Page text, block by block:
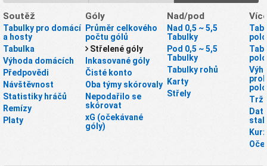
Soutěž
Tabulky pro domácí
a hosty
Tabulka
Výhoda domácích
Předpovědi
Návštěvnost
Statistiky hráčů
Remízy
Platy
Góly
Průměr celkového
počtu gólů
Střelené góly
Inkasované góly
Čisté konto
Oba týmy skórovaly
Nepodařilo se
skórovat
xG (očekávané
góly)
Nad/pod
Nad 0,5 ~ 5,5
Tabulky
Pod 0,5 ~ 5,5
Tabulky
Tabulky rohů
Karty
Střely